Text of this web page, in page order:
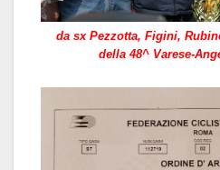
da sx Pezzotta, Figini,
della 48^ Varese-